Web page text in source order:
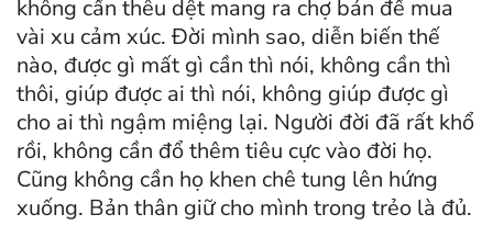
không cần thêu dệt mang ra chợ bán để mua
vài xu cảm xúc. Đời mình sao, diễn biến thế
nào, được gì mất gì cần thì nói, không cần thì
thôi, giúp được ai thì nói, không giúp được gì
cho ai thì ngậm miệng lại. Người đời đã rất khổ
rồi, không cần đổ thêm tiêu cực vào đời họ.
Cũng không cần họ khen chê tung lên hứng
xuống. Bản thân giữ cho mình trong trẻo là đủ.